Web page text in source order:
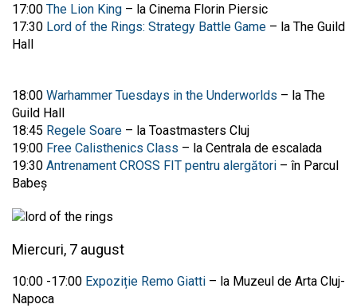
17:00 The Lion King – la Cinema Florin Piersic
17:30 Lord of the Rings: Strategy Battle Game – la The Guild
Hall
18:00 Warhammer Tuesdays in the Underworlds – la The
Guild Hall
18:45 Regele Soare – la Toastmasters Cluj
19:00 Free Calisthenics Class – la Centrala de escalada
19:30 Antrenament CROSS FIT pentru alergători – în Parcul
Babeș
Miercuri, 7 august
10:00 -17:00 Expoziție Remo Giatti – la Muzeul de Arta Cluj-
Napoca